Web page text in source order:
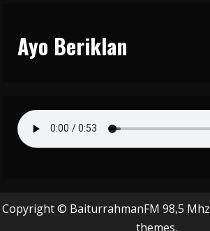
Ayo Beriklan
Copyright © BaiturrahmanFM 98,5 Mhz
themes.